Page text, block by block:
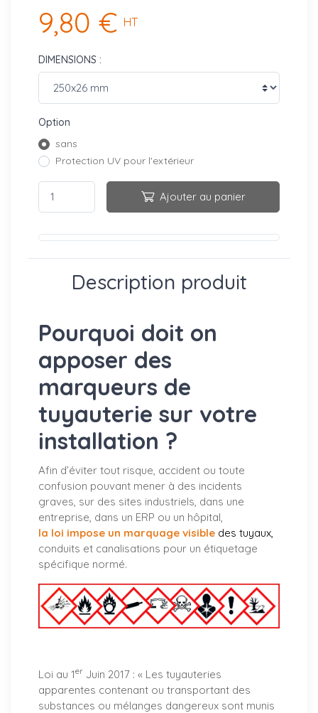
9,80 € HT
DIMENSIONS :
Option
sans
Protection UV pour l'extérieur
Ajouter au panier
Description produit
Pourquoi doit on
apposer des
marqueurs de
tuyauterie sur votre
installation ?
Afin d’éviter tout risque, accident ou toute
confusion pouvant mener à des incidents
graves, sur des sites industriels, dans une
entreprise, dans un ERP ou un hôpital,
la loi impose un marquage visible des tuyaux,
conduits et canalisations pour un étiquetage
spécifique normé.
Loi au 1er Juin 2017 : « Les tuyauteries
apparentes contenant ou transportant des
substances ou mélanges dangereux sont munis